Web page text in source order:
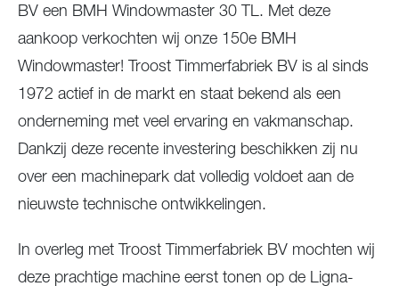
BV een BMH Windowmaster 30 TL. Met deze
aankoop verkochten wij onze 150e BMH
Windowmaster! Troost Timmerfabriek BV is al sinds
1972 actief in de markt en staat bekend als een
onderneming met veel ervaring en vakmanschap.
Dankzij deze recente investering beschikken zij nu
over een machinepark dat volledig voldoet aan de
nieuwste technische ontwikkelingen.
In overleg met Troost Timmerfabriek BV mochten wij
deze prachtige machine eerst tonen op de Ligna-